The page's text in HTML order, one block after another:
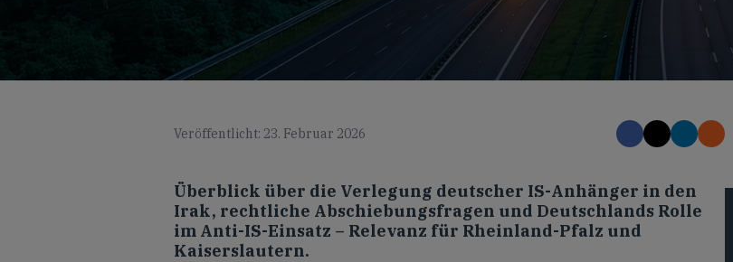
Veröffentlicht: 23. Februar 2026
Überblick über die Verlegung deutscher IS-Anhänger in den
Irak, rechtliche Abschiebungsfragen und Deutschlands Rolle
im Anti-IS-Einsatz – Relevanz für Rheinland-Pfalz und
Kaiserslautern.